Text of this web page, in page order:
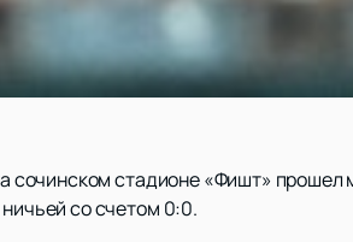
сочинском стадионе «Фишт»
со счетом 0:0.